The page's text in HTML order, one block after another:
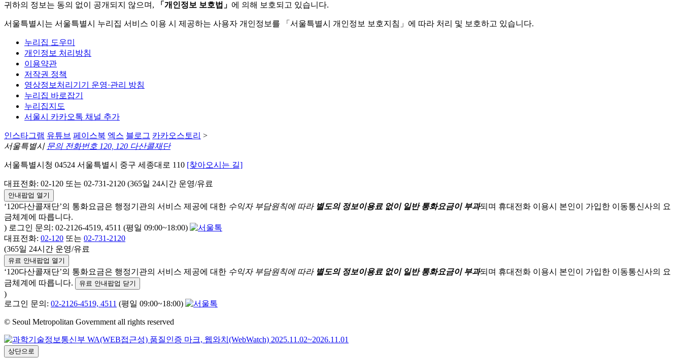
귀하의 정보는 동의 없이 공개되지 않으며, 「개인정보 보호법」 에 의해 보호되고 있습니다.
서울특별시는 서울특별시 누리집 서비스 이용 시 제공하는 사용자 개인정보를 「서울특별시 개인정보 보호지침」에 따라 처리 및 보호하고 있습니다.
누리집 도우미
개인정보 처리방침
이용약관
저작권 정책
영상정보처리기기 운영·관리 방침
누리집 바로잡기
누리집지도
서울시 카카오톡 채널 추가
인스타그램 유튜브 페이스북 엑스 블로그 카카오스토리 >
서울특별시 문의 전화번호 120, 120 다산콜재단
서울특별시청 04524 서울특별시 중구 세종대로 110 [찾아오시는 길]
대표전화: 02-120 또는 02-731-2120 (365일 24시간 운영/유료
안내팝업 열기
‘120다산콜재단’의 통화요금은 행정기관의 서비스 제공에 대한 수익자 부담원칙에 따라 별도의 정보이용료 없이 일반 통화요금이 부과되며 휴대전화 이용시 본인이 가입한 이동통신사의 요
금체계에 따릅니다.
) 로그인 문의: 02-2126-4519, 4511 (평일 09:00~18:00)
대표전화: 02-120 또는 02-731-2120
(365일 24시간 운영/유료
유료 안내팝업 열기
‘120다산콜재단’의 통화요금은 행정기관의 서비스 제공에 대한 수익자 부담원칙에 따라 별도의 정보이용료 없이 일반 통화요금이 부과되며 휴대전화 이용시 본인이 가입한 이동통신사의 요
금체계에 따릅니다.
유료 안내팝업 닫기
)
로그인 문의: 02-2126-4519, 4511 (평일 09:00~18:00)
© Seoul Metropolitan Government all rights reserved
상단으로